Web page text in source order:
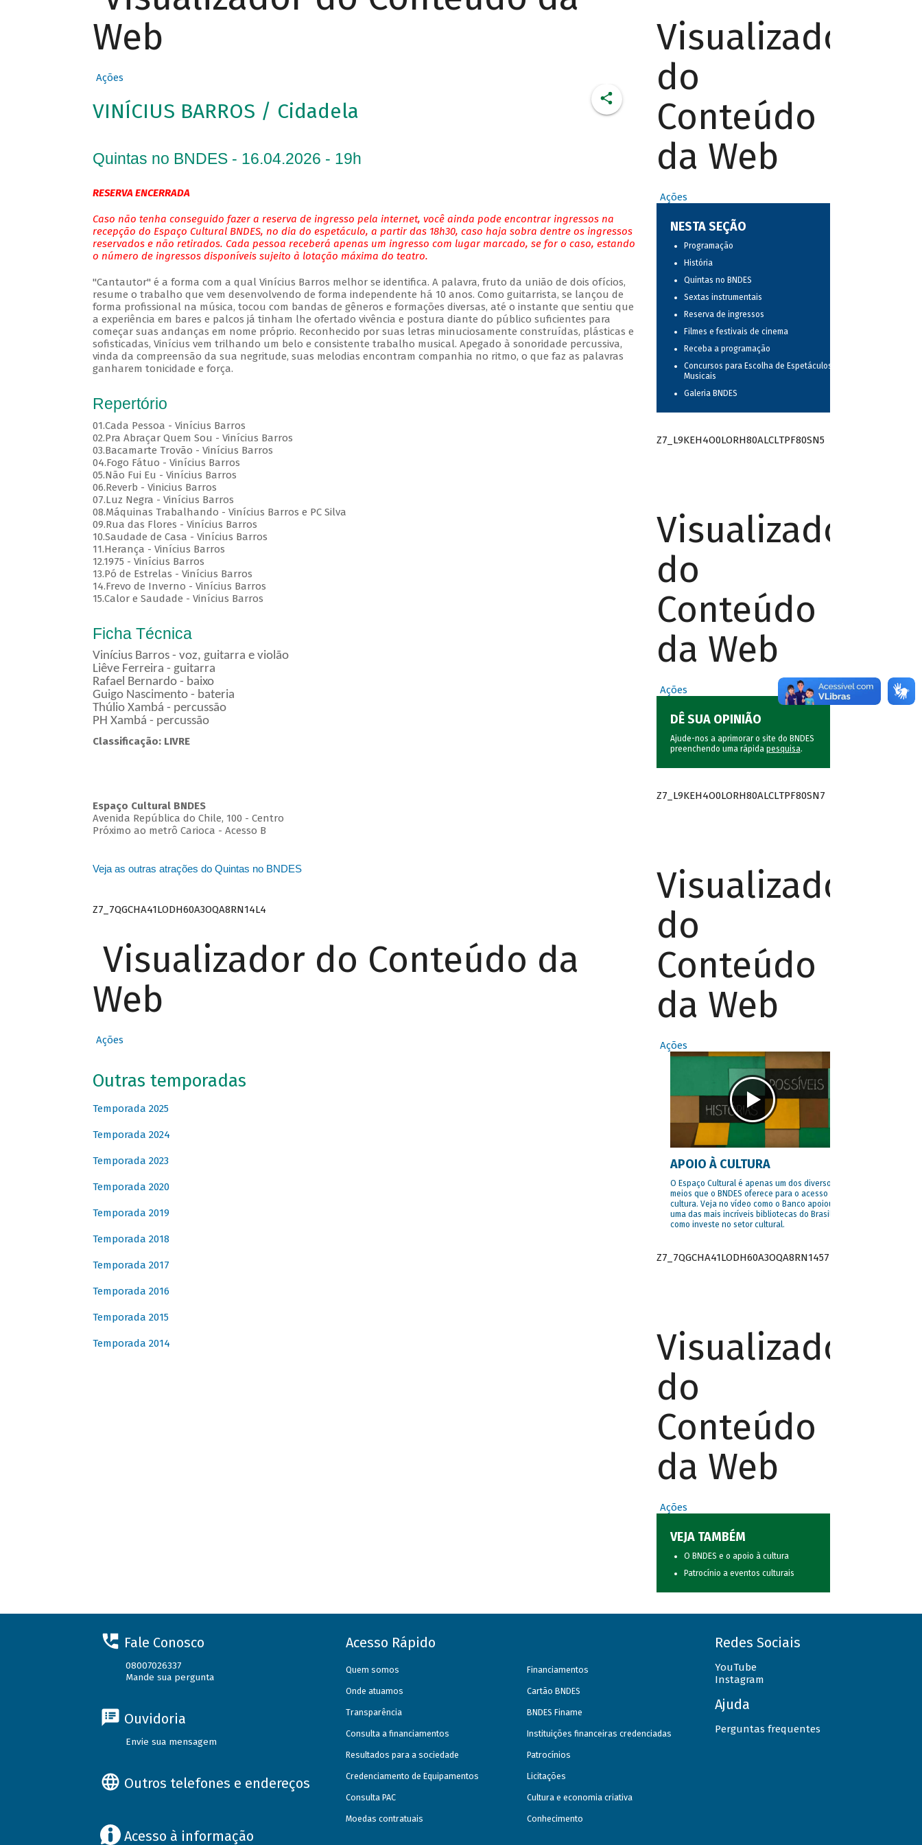
Web
Ações
VINÍCIUS BARROS / Cidadela
Quintas no BNDES - 16.04.2026 - 19h
RESERVA ENCERRADA
Caso não tenha conseguido fazer a reserva de ingresso pela internet, você ainda pode encontrar ingressos na
recepção do Espaço Cultural BNDES, no dia do espetáculo, a partir das 18h30, caso haja sobra dentre os ingressos
reservados e não retirados. Cada pessoa receberá apenas um ingresso com lugar marcado, se for o caso, estando
o número de ingressos disponíveis sujeito à lotação máxima do teatro.
"Cantautor" é a forma com a qual Vinícius Barros melhor se identifica. A palavra, fruto da união de dois ofícios,
resume o trabalho que vem desenvolvendo de forma independente há 10 anos. Como guitarrista, se lançou de
forma profissional na música, tocou com bandas de gêneros e formações diversas, até o instante que sentiu que
a experiência em bares e palcos já tinham lhe ofertado vivência e postura diante do público suficientes para
começar suas andanças em nome próprio. Reconhecido por suas letras minuciosamente construídas, plásticas e
sofisticadas, Vinícius vem trilhando um belo e consistente trabalho musical. Apegado à sonoridade percussiva,
vinda da compreensão da sua negritude, suas melodias encontram companhia no ritmo, o que faz as palavras
ganharem tonicidade e força.
Repertório
01.Cada Pessoa - Vinícius Barros
02.Pra Abraçar Quem Sou - Vinícius Barros
03.Bacamarte Trovão - Vinícius Barros
04.Fogo Fátuo - Vinícius Barros
05.Não Fui Eu - Vinícius Barros
06.Reverb - Vinicius Barros
07.Luz Negra - Vinícius Barros
08.Máquinas Trabalhando - Vinícius Barros e PC Silva
09.Rua das Flores - Vinícius Barros
10.Saudade de Casa - Vinícius Barros
11.Herança - Vinícius Barros
12.1975 - Vinícius Barros
13.Pó de Estrelas - Vinícius Barros
14.Frevo de Inverno - Vinícius Barros
15.Calor e Saudade - Vinícius Barros
Ficha Técnica
Vinícius Barros - voz, guitarra e violão
Liêve Ferreira - guitarra
Rafael Bernardo - baixo
Guigo Nascimento - bateria
Thúlio Xambá - percussão
PH Xambá - percussão
Classificação: LIVRE
Espaço Cultural BNDES
Avenida República do Chile, 100 - Centro
Próximo ao metrô Carioca - Acesso B
Veja as outras atrações do Quintas no BNDES
Z7_7QGCHA41LODH60A3OQA8RN14L4
Visualizador do Conteúdo da
Web
Ações
Outras temporadas
Temporada 2025
Temporada 2024
Temporada 2023
Temporada 2020
Temporada 2019
Temporada 2018
Temporada 2017
Temporada 2016
Temporada 2015
Temporada 2014
Visualizador
do
Conteúdo
da Web
Ações
NESTA SEÇÃO
Programação
História
Quintas no BNDES
Sextas instrumentais
Reserva de ingressos
Filmes e festivais de cinema
Receba a programação
Concursos para Escolha de Espetáculos
Musicais
Galeria BNDES
Z7_L9KEH4O0LORH80ALCLTPF80SN5
Visualizador
do
Conteúdo
da Web
Ações
DÊ SUA OPINIÃO
Ajude-nos a aprimorar o site do BNDES
preenchendo uma rápida pesquisa.
Z7_L9KEH4O0LORH80ALCLTPF80SN7
Visualizador
do
Conteúdo
da Web
Ações
APOIO À CULTURA
O Espaço Cultural é apenas um dos diversos
meios que o BNDES oferece para o acesso à
cultura. Veja no vídeo como o Banco apoiou
uma das mais incríveis bibliotecas do Brasil e
como investe no setor cultural.
Z7_7QGCHA41LODH60A3OQA8RN1457
Visualizador
do
Conteúdo
da Web
Ações
VEJA TAMBÉM
O BNDES e o apoio à cultura
Patrocínio a eventos culturais
Fale Conosco
08007026337
Mande sua pergunta
Ouvidoria
Envie sua mensagem
Outros telefones e endereços
Acesso à informação
Acesso Rápido
Quem somos
Onde atuamos
Transparência
Consulta a financiamentos
Resultados para a sociedade
Credenciamento de Equipamentos
Consulta PAC
Moedas contratuais
Financiamentos
Cartão BNDES
BNDES Finame
Instituições financeiras credenciadas
Patrocínios
Licitações
Cultura e economia criativa
Conhecimento
Redes Sociais
YouTube
Instagram
Ajuda
Perguntas frequentes